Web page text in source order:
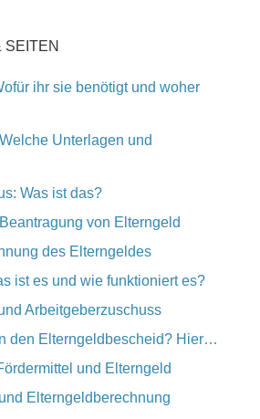
SEITEN
ihr sie benötigt und woher
Unterlagen und
Was ist das?
von Elterngeld
des Elterngeldes
ist es und wie funktioniert es?
Arbeitgeberzuschuss
den Elterngeldbescheid? Hier…
und Elterngeld
Elterngeldberechnung